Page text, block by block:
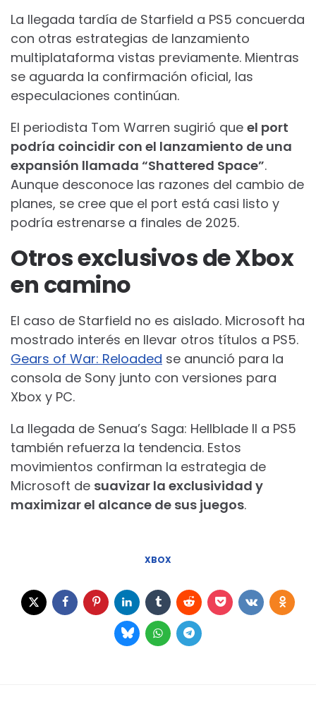
La llegada tardía de Starfield a PS5 concuerda
con otras estrategias de lanzamiento
multiplataforma vistas previamente. Mientras
se aguarda la confirmación oficial, las
especulaciones continúan.
El periodista Tom Warren sugirió que el port
podría coincidir con el lanzamiento de una
expansión llamada “Shattered Space”.
Aunque desconoce las razones del cambio de
planes, se cree que el port está casi listo y
podría estrenarse a finales de 2025.
Otros exclusivos de Xbox
en camino
El caso de Starfield no es aislado. Microsoft ha
mostrado interés en llevar otros títulos a PS5.
Gears of War: Reloaded se anunció para la
consola de Sony junto con versiones para
Xbox y PC.
La llegada de Senua’s Saga: Hellblade II a PS5
también refuerza la tendencia. Estos
movimientos confirman la estrategia de
Microsoft de suavizar la exclusividad y
maximizar el alcance de sus juegos.
XBOX